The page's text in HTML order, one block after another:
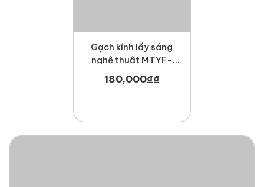
Gạch kính lấy sáng
nghệ thuật MTYF-
5004
180,000₫₫